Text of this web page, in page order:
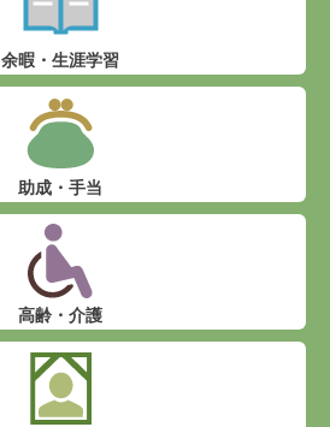
余暇・生涯学習
助成・手当
高齢・介護